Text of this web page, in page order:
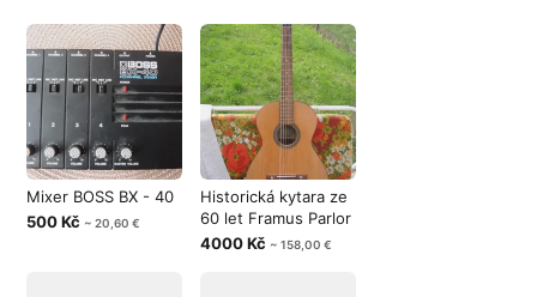
Mixer BOSS BX - 40
500 Kč ~ 20,60 €
Historická kytara ze
60 let Framus Parlor
4000 Kč ~ 158,00 €